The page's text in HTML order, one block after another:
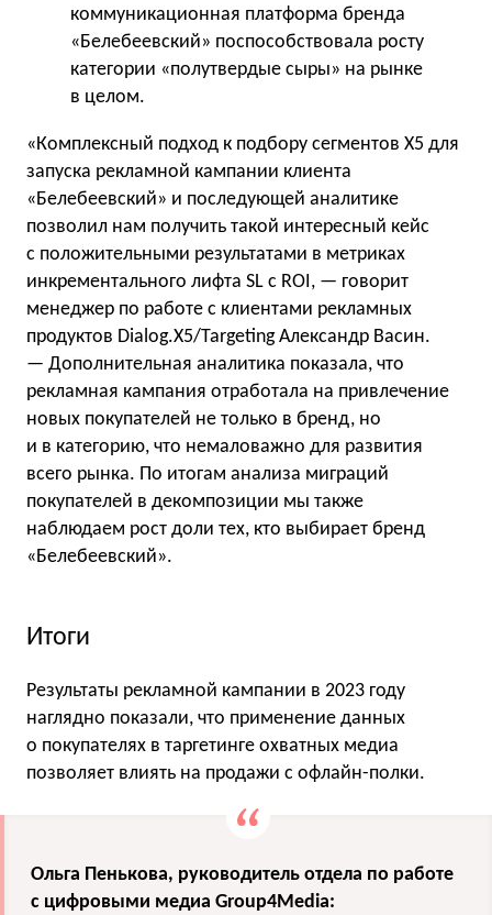
коммуникационная платформа бренда
«Белебеевский» поспособствовала росту
категории «полутвердые сыры» на рынке
в целом.
«Комплексный подход к подбору сегментов Х5 для
запуска рекламной кампании клиента
«Белебеевский» и последующей аналитике
позволил нам получить такой интересный кейс
с положительными результатами в метриках
инкрементального лифта SL c ROI, — говорит
менеджер по работе с клиентами рекламных
продуктов Dialog.X5/Targeting Александр Васин.
— Дополнительная аналитика показала, что
рекламная кампания отработала на привлечение
новых покупателей не только в бренд, но
и в категорию, что немаловажно для развития
всего рынка. По итогам анализа миграций
покупателей в декомпозиции мы также
наблюдаем рост доли тех, кто выбирает бренд
«Белебеевский».
Итоги
Результаты рекламной кампании в 2023 году
наглядно показали, что применение данных
о покупателях в таргетинге охватных медиа
позволяет влиять на продажи с офлайн-полки.
Ольга Пенькова, руководитель отдела по работе
с цифровыми медиа Group4Media: